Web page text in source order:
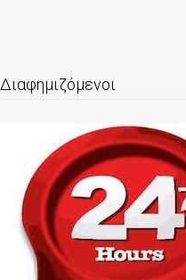
Διαφημιζόμενοι